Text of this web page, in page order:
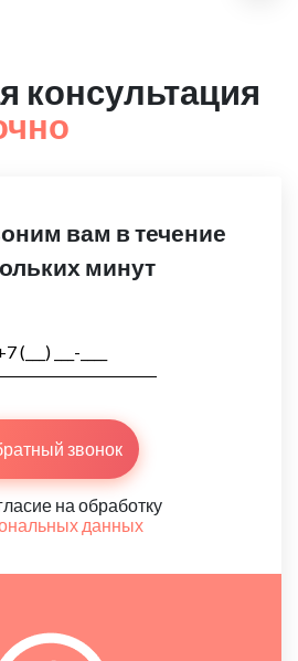
консультация
вам в течение
минут
звонок
на обработку
данных